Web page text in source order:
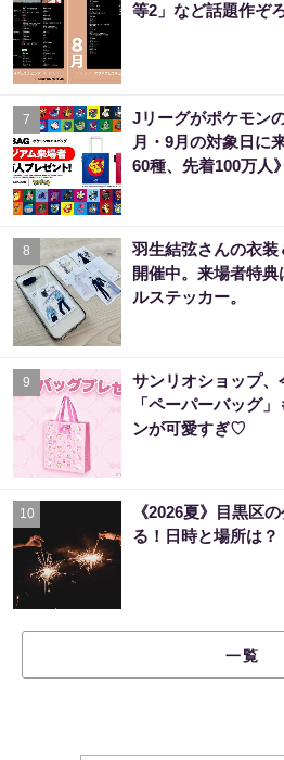
等2」など話題作ぞ
7
Jリーグがポケモン
月・9月の対象日に
60種、先着100万人》
8
羽生結弦さんの衣
開催中。来場者特
ルステッカー。
9
サンリオショップ
「ペーパーバッグ
ンが可愛すぎ♡
10
《2026夏》目黒区
る！日時と場所は？
一覧